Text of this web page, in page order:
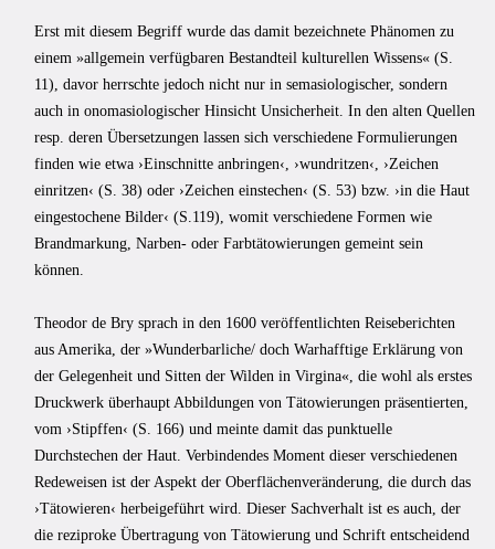
Erst mit diesem Begriff wurde das damit bezeichnete Phänomen zu
einem »allgemein verfügbaren Bestandteil kulturellen Wissens« (S.
11), davor herrschte jedoch nicht nur in semasiologischer, sondern
auch in onomasiologischer Hinsicht Unsicherheit. In den alten Quellen
resp. deren Übersetzungen lassen sich verschiedene Formulierungen
finden wie etwa ›Einschnitte anbringen‹, ›wundritzen‹, ›Zeichen
einritzen‹ (S. 38) oder ›Zeichen einstechen‹ (S. 53) bzw. ›in die Haut
eingestochene Bilder‹ (S.119), womit verschiedene Formen wie
Brandmarkung, Narben- oder Farbtätowierungen gemeint sein
können.
Theodor de Bry sprach in den 1600 veröffentlichten Reiseberichten
aus Amerika, der »Wunderbarliche/ doch Warhafftige Erklärung von
der Gelegenheit und Sitten der Wilden in Virgina«, die wohl als erstes
Druckwerk überhaupt Abbildungen von Tätowierungen präsentierten,
vom ›Stipffen‹ (S. 166) und meinte damit das punktuelle
Durchstechen der Haut. Verbindendes Moment dieser verschiedenen
Redeweisen ist der Aspekt der Oberflächenveränderung, die durch das
›Tätowieren‹ herbeigeführt wird. Dieser Sachverhalt ist es auch, der
die reziproke Übertragung von Tätowierung und Schrift entscheidend